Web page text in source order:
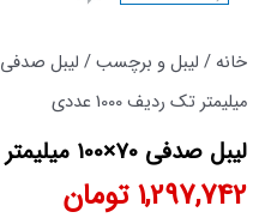
خانه / لیبل و برچسب/ لیبل صدفی
میلیمتر تک ردیف 1000 عددی
لیبل صدفی 70×100 میلیمتر تک ردیف 1000 عددی
1,297,742 تومان